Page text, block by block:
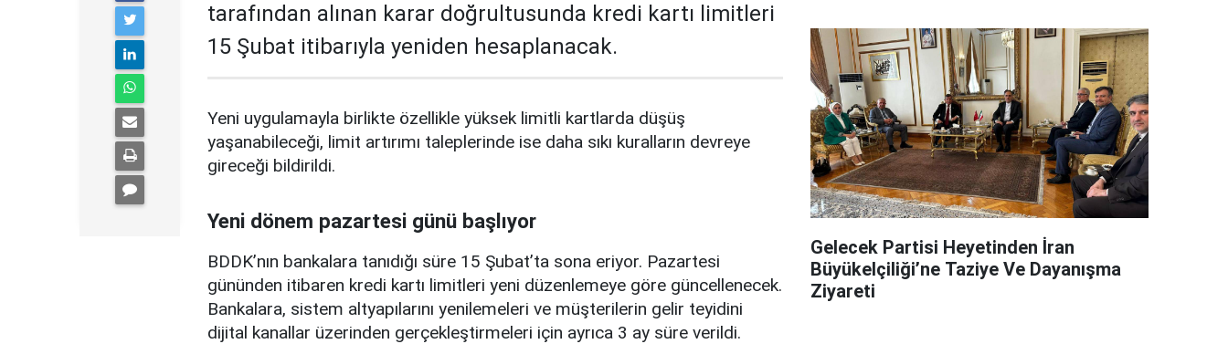
tarafından alınan karar doğrultusunda kredi kartı limitleri
15 Şubat itibarıyla yeniden hesaplanacak.
Yeni uygulamayla birlikte özellikle yüksek limitli kartlarda düşüş
yaşanabileceği, limit artırımı taleplerinde ise daha sıkı kuralların devreye
gireceği bildirildi.
Yeni dönem pazartesi günü başlıyor
BDDK’nın bankalara tanıdığı süre 15 Şubat’ta sona eriyor. Pazartesi
gününden itibaren kredi kartı limitleri yeni düzenlemeye göre güncellenecek.
Bankalara, sistem altyapılarını yenilemeleri ve müşterilerin gelir teyidini
dijital kanallar üzerinden gerçekleştirmeleri için ayrıca 3 ay süre verildi.
Gelecek Partisi Heyetinden İran
Büyükelçiliği’ne Taziye Ve Dayanışma
Ziyareti